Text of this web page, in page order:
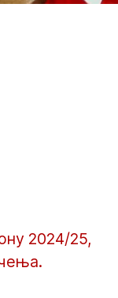
2024/25,